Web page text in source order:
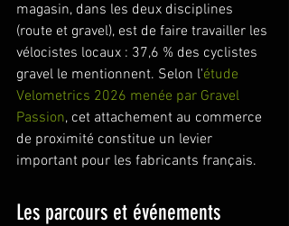
magasin, dans les deux disciplines
(route et gravel), est de faire travailler les
vélocistes locaux : 37,6 % des cyclistes
gravel le mentionnent. Selon l'étude
Velometrics 2026 menée par Gravel
Passion, cet attachement au commerce
de proximité constitue un levier
important pour les fabricants français.
Les parcours et événements